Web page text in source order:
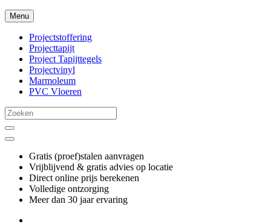
Menu
Projectstoffering
Projecttapijt
Project Tapijttegels
Projectvinyl
Marmoleum
PVC Vloeren
Gratis (proef)stalen aanvragen
Vrijblijvend & gratis advies op locatie
Direct online prijs berekenen
Volledige ontzorging
Meer dan 30 jaar ervaring